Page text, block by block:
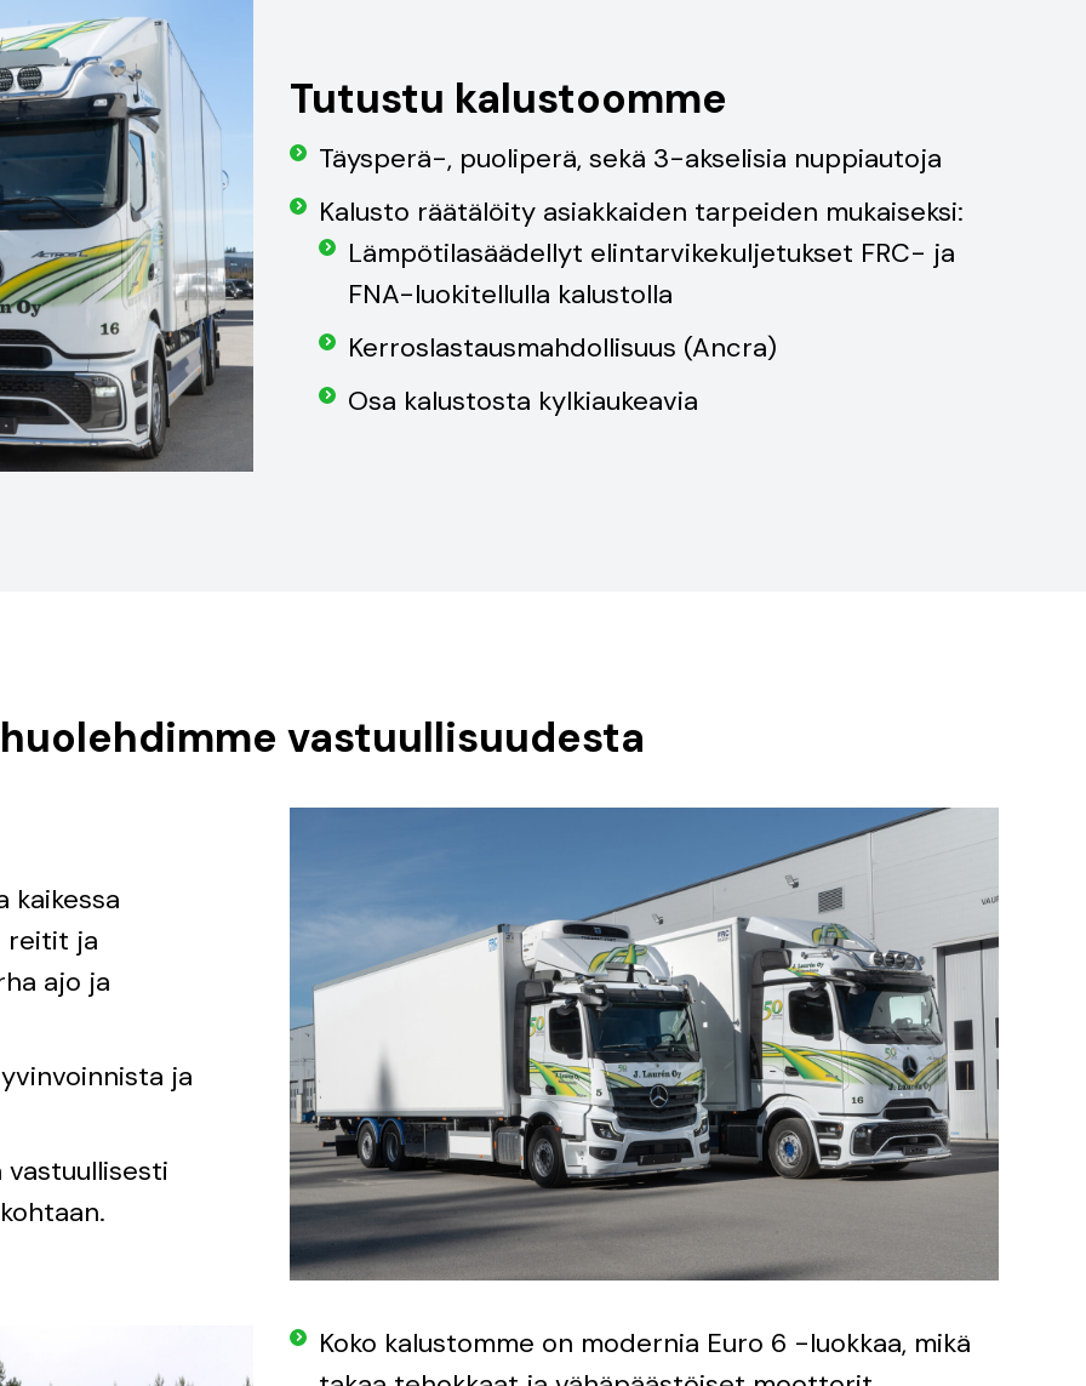
Tutustu kalustoomme
Täysperä-, puoliperä, sekä 3-akselisia nuppiautoja
Kalusto räätälöity asiakkaiden tarpeiden mukaiseksi:
Lämpötilasäädellyt elintarvikekuljetukset FRC- ja
FNA-luokitellulla kalustolla
Kerroslastausmahdollisuus (Ancra)
Osa kalustosta kylkiaukeavia
vastuullisuudesta
kaikessa
reitit ja
ajo ja
ja
vastuullisesti
Koko kalustomme on modernia Euro 6 -luokkaa, mikä